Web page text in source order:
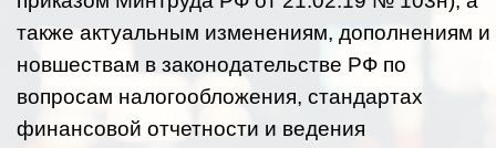
также актуальным изменениям, дополнениям и
новшествам в законодательстве РФ по
вопросам налогообложения, стандартах
финансовой отчетности и ведения